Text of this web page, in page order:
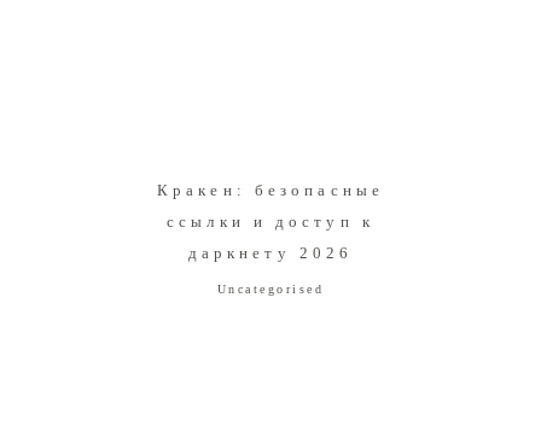
Кракен: безопасные
ссылки и доступ к
даркнету 2026
Uncategorised